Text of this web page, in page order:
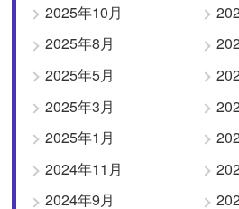
2025年10月
2025年8月
2025年5月
2025年3月
2025年1月
2024年11月
2024年9月